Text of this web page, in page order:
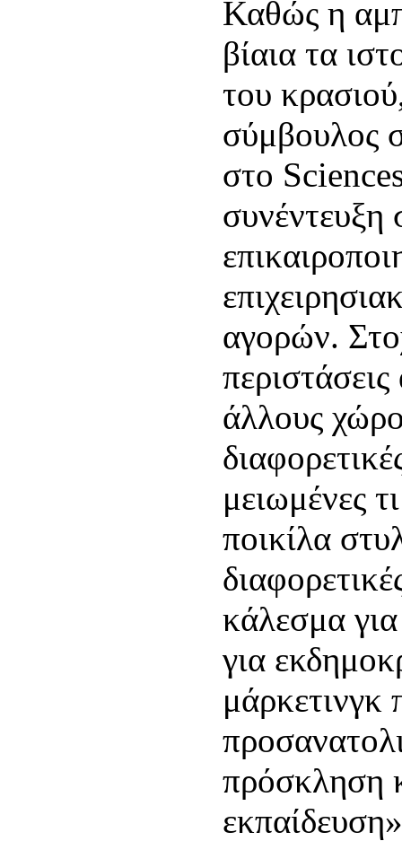
Καθώς η
βίαια τα
του
σύμβουλος
στο
συνέντευξη
αγορών.
άλλους
μειωμένες
ποικίλα
κάλεσμα
για
μάρκετινγκ
πρόσκληση